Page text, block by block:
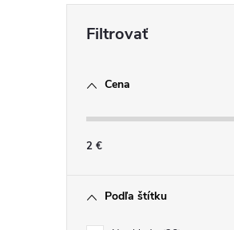
Cena
2 €
Podľa štítku